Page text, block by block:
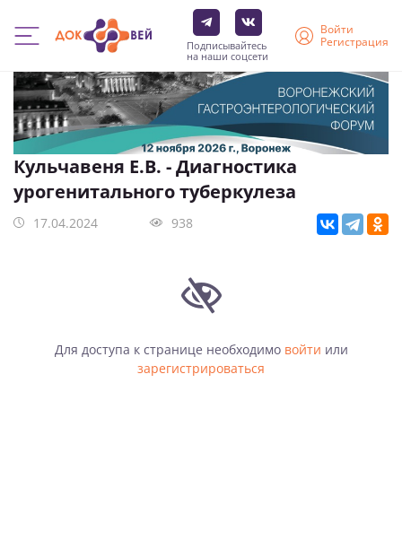
Перейти
основному
содержанию
Подписывайтесь
на наши соцсети
Войти
Регистрация
Кульчавеня Е.В. - Диагностика
урогенитального туберкулеза
17.04.2024 938
Для доступа к странице необходимо войти или
зарегистрироваться